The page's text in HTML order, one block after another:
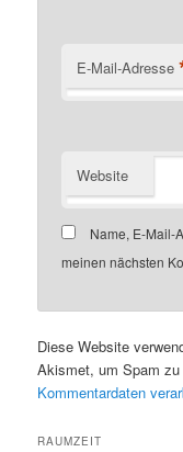
E-Mail-Adresse
Website
Name, E-Mail-
meinen nächsten
Diese Website
Akismet, um Spam zu
Kommentardaten
RAUMZEIT